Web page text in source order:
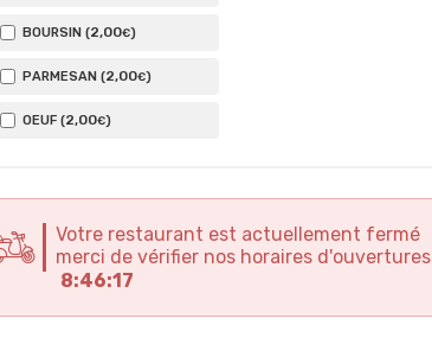
BOURSIN (2,00€)
PARMESAN (2,00€)
OEUF (2,00€)
Votre restaurant est actuellement fermé
merci de vérifier nos horaires d'ouvertures
8:46:17